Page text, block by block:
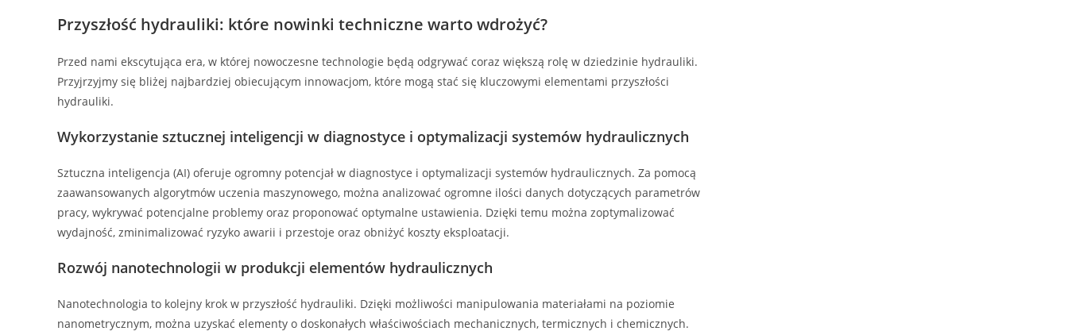
Przyszłość hydrauliki: które nowinki techniczne warto wdrożyć?
Przed nami ekscytująca era, w której nowoczesne technologie będą odgrywać coraz większą rolę w dziedzinie hydrauliki.
Przyjrzyjmy się bliżej najbardziej obiecującym innowacjom, które mogą stać się kluczowymi elementami przyszłości
hydrauliki.
Wykorzystanie sztucznej inteligencji w diagnostyce i optymalizacji systemów hydraulicznych
Sztuczna inteligencja (AI) oferuje ogromny potencjał w diagnostyce i optymalizacji systemów hydraulicznych. Za pomocą
zaawansowanych algorytmów uczenia maszynowego, można analizować ogromne ilości danych dotyczących parametrów
pracy, wykrywać potencjalne problemy oraz proponować optymalne ustawienia. Dzięki temu można zoptymalizować
wydajność, zminimalizować ryzyko awarii i przestoje oraz obniżyć koszty eksploatacji.
Rozwój nanotechnologii w produkcji elementów hydraulicznych
Nanotechnologia to kolejny krok w przyszłość hydrauliki. Dzięki możliwości manipulowania materiałami na poziomie
nanometrycznym, można uzyskać elementy o doskonałych właściwościach mechanicznych, termicznych i chemicznych.